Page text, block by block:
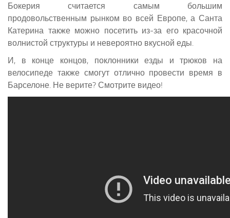
Бокерия считается самым большим
продовольственным рынком во всей Европе, а Санта
Катерина также можно посетить из-за его красочной
волнистой структуры и невероятно вкусной еды.
И, в конце концов, поклонники езды и трюков на
велосипеде также смогут отлично провести время в
Барселоне. Не верите? Смотрите видео!